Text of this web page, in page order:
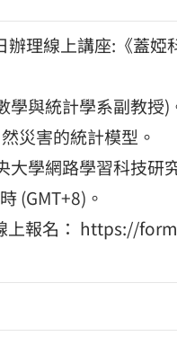
理線上講座:《蓋
學與統計學系副教授)
災害的統計模型。
學網路學習科技研
(GMT+8)。
上報名： https://